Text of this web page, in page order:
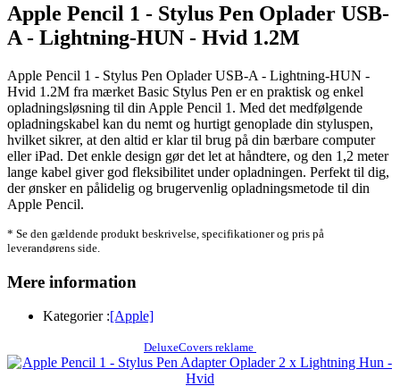
Apple Pencil 1 - Stylus Pen Oplader USB-
A - Lightning-HUN - Hvid 1.2M
Apple Pencil 1 - Stylus Pen Oplader USB-A - Lightning-HUN -
Hvid 1.2M fra mærket Basic Stylus Pen er en praktisk og enkel
opladningsløsning til din Apple Pencil 1. Med det medfølgende
opladningskabel kan du nemt og hurtigt genoplade din styluspen,
hvilket sikrer, at den altid er klar til brug på din bærbare computer
eller iPad. Det enkle design gør det let at håndtere, og den 1,2 meter
lange kabel giver god fleksibilitet under opladningen. Perfekt til dig,
der ønsker en pålidelig og brugervenlig opladningsmetode til din
Apple Pencil.
* Se den gældende produkt beskrivelse, specifikationer og pris på
leverandørens side.
Mere information
Kategorier :[Apple]
DeluxeCovers reklame